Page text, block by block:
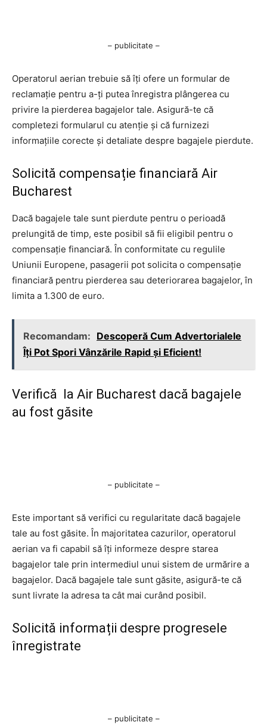
– publicitate –
Operatorul aerian trebuie să îți ofere un formular de
reclamație pentru a-ți putea înregistra plângerea cu
privire la pierderea bagajelor tale. Asigură-te că
completezi formularul cu atenție și că furnizezi
informațiile corecte și detaliate despre bagajele pierdute.
Solicită compensație financiară Air
Bucharest
Dacă bagajele tale sunt pierdute pentru o perioadă
prelungită de timp, este posibil să fii eligibil pentru o
compensație financiară. În conformitate cu regulile
Uniunii Europene, pasagerii pot solicita o compensație
financiară pentru pierderea sau deteriorarea bagajelor, în
limita a 1.300 de euro.
Recomandam: Descoperă Cum Advertorialele
Îți Pot Spori Vânzările Rapid și Eficient!
Verifică la Air Bucharest dacă bagajele
au fost găsite
– publicitate –
Este important să verifici cu regularitate dacă bagajele
tale au fost găsite. În majoritatea cazurilor, operatorul
aerian va fi capabil să îți informeze despre starea
bagajelor tale prin intermediul unui sistem de urmărire a
bagajelor. Dacă bagajele tale sunt găsite, asigură-te că
sunt livrate la adresa ta cât mai curând posibil.
Solicită informații despre progresele
înregistrate
– publicitate –